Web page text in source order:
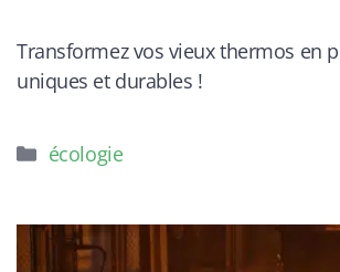
Transformez vos vieux thermos en
uniques et durables !
Catégories
écologie